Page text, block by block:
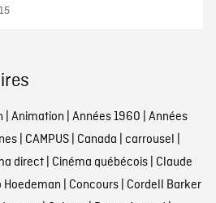
Animation Années 1960 Années
| CAMPUS| Canada carrousel
direct| Cinéma québécois| Claude
Hoedeman Concours| Cordell Barker